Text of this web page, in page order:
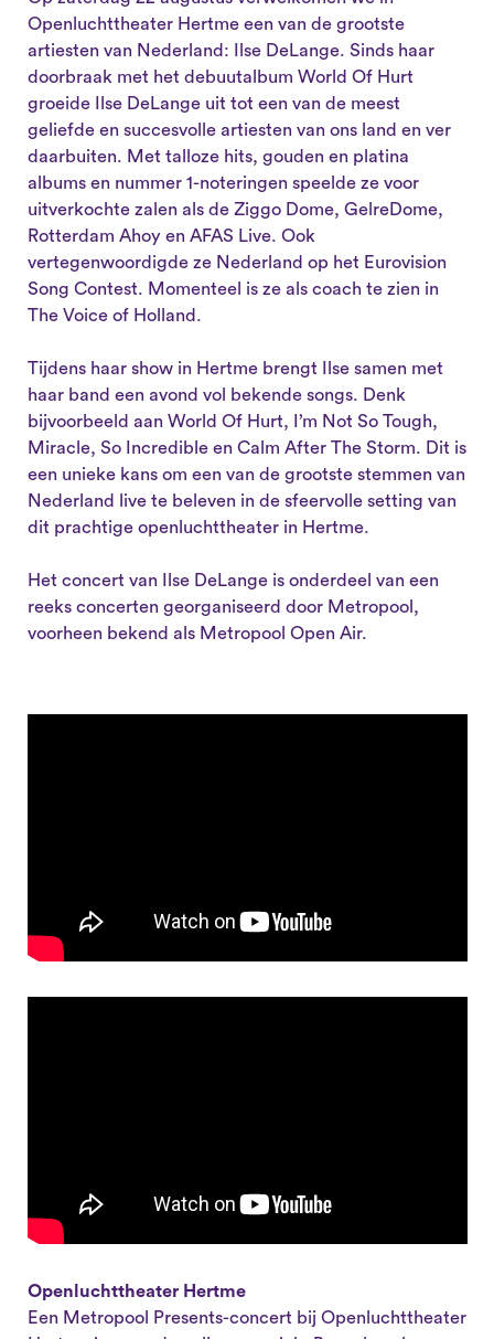
Openluchttheater Hertme een van de grootste
artiesten van Nederland: Ilse DeLange. Sinds haar
doorbraak met het debuutalbum World Of Hurt
groeide Ilse DeLange uit tot een van de meest
geliefde en succesvolle artiesten van ons land en ver
daarbuiten. Met talloze hits, gouden en platina
albums en nummer 1-noteringen speelde ze voor
uitverkochte zalen als de Ziggo Dome, GelreDome,
Rotterdam Ahoy en AFAS Live. Ook
vertegenwoordigde ze Nederland op het Eurovision
Song Contest. Momenteel is ze als coach te zien in
The Voice of Holland.
Tijdens haar show in Hertme brengt Ilse samen met
haar band een avond vol bekende songs. Denk
bijvoorbeeld aan World Of Hurt, I’m Not So Tough,
Miracle, So Incredible en Calm After The Storm. Dit is
een unieke kans om een van de grootste stemmen van
Nederland live te beleven in de sfeervolle setting van
dit prachtige openluchttheater in Hertme.
Het concert van Ilse DeLange is onderdeel van een
reeks concerten georganiseerd door Metropool,
voorheen bekend als Metropool Open Air.
Openluchttheater Hertme
Een Metropool Presents-concert bij Openluchttheater